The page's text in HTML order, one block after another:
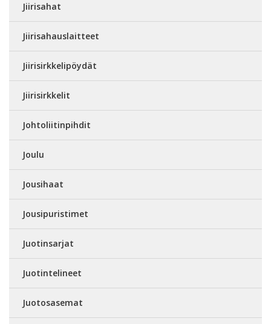
Jiirisahat
Jiirisahauslaitteet
Jiirisirkkelipöydät
Jiirisirkkelit
Johtoliitinpihdit
Joulu
Jousihaat
Jousipuristimet
Juotinsarjat
Juotintelineet
Juotosasemat